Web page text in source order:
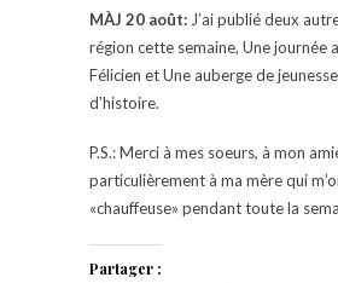
MÀJ 20 août: J’ai publié deux
région cette semaine, Une journée
Félicien et Une auberge de
d’histoire.
P.S.: Merci à mes soeurs, à mon
particulièrement à ma mère qui
«chauffeuse» pendant toute la
Partager :